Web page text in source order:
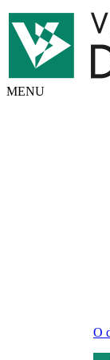
MENU
O